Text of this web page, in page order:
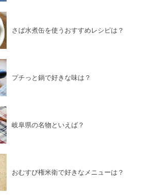
さば水煮缶を使うおすすめレシピは？
プチっと鍋で好きな味は？
岐阜県の名物といえば？
おむすび権米衛で好きなメニューは？